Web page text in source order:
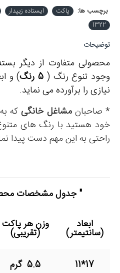
برچسب ها: پاکت ایستاده زیپدار
1322
توضیحات
محصولی متفاوت از دیگر
وجود تنوع رنگ (5 رنگ ) و
نیازی را برآورده می نماید.
* صاحبانمشاغل خانگیکه به
خود هستید با رنگ های
راحتی به این مهم دست پیدا
" جدول مشخصات
ابعاد
(سانتیمتر)
وزن هر پاکت
(تقریبی)
17*11 5.5 گرم